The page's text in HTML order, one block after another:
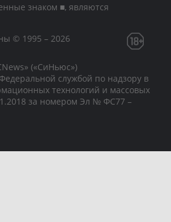
знаком ■, являются
© 1995 – 2026
(«СиНьюс»)
службой по надзору в
технологий и массовых
за номером Эл № ФС77 –